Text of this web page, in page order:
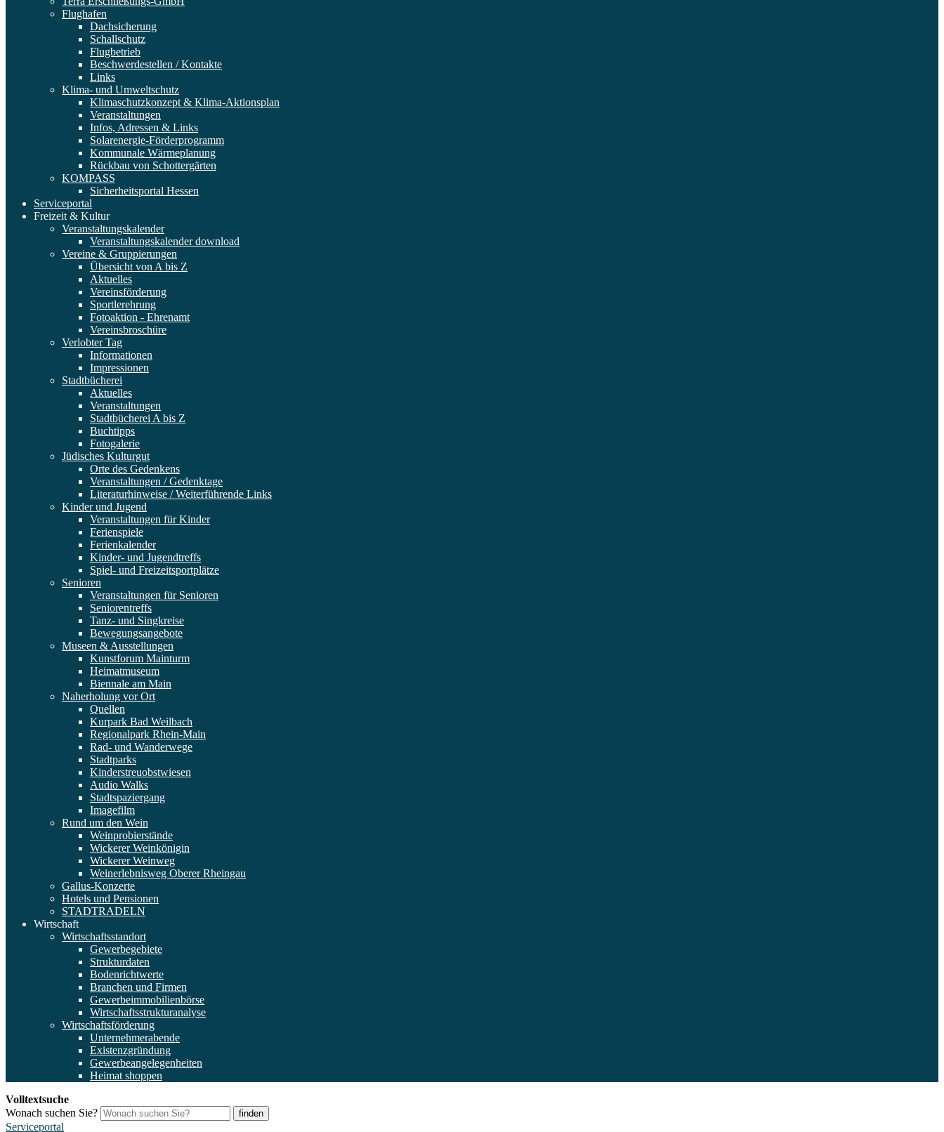
Flughafen
Dachsicherung
Schallschutz
Flugbetrieb
Beschwerdestellen / Kontakte
Links
Klima- und Umweltschutz
Klimaschutzkonzept & Klima-Aktionsplan
Veranstaltungen
Infos, Adressen & Links
Solarenergie-Förderprogramm
Kommunale Wärmeplanung
Rückbau von Schottergärten
KOMPASS
Sicherheitsportal Hessen
Serviceportal
Freizeit & Kultur
Veranstaltungskalender
Veranstaltungskalender download
Vereine & Gruppierungen
Übersicht von A bis Z
Aktuelles
Vereinsförderung
Sportlerehrung
Fotoaktion - Ehrenamt
Vereinsbroschüre
Verlobter Tag
Informationen
Impressionen
Stadtbücherei
Aktuelles
Veranstaltungen
Stadtbücherei A bis Z
Buchtipps
Fotogalerie
Jüdisches Kulturgut
Orte des Gedenkens
Veranstaltungen / Gedenktage
Literaturhinweise / Weiterführende Links
Kinder und Jugend
Veranstaltungen für Kinder
Ferienspiele
Ferienkalender
Kinder- und Jugendtreffs
Spiel- und Freizeitsportplätze
Senioren
Veranstaltungen für Senioren
Seniorentreffs
Tanz- und Singkreise
Bewegungsangebote
Museen & Ausstellungen
Kunstforum Mainturm
Heimatmuseum
Biennale am Main
Naherholung vor Ort
Quellen
Kurpark Bad Weilbach
Regionalpark Rhein-Main
Rad- und Wanderwege
Stadtparks
Kinderstreuobstwiesen
Audio Walks
Stadtspaziergang
Imagefilm
Rund um den Wein
Weinprobierstände
Wickerer Weinkönigin
Wickerer Weinweg
Weinerlebnisweg Oberer Rheingau
Gallus-Konzerte
Hotels und Pensionen
STADTRADELN
Wirtschaft
Wirtschaftsstandort
Gewerbegebiete
Strukturdaten
Bodenrichtwerte
Branchen und Firmen
Gewerbeimmobilienbörse
Wirtschaftsstrukturanalyse
Wirtschaftsförderung
Unternehmerabende
Existenzgründung
Gewerbeangelegenheiten
Heimat shoppen
Volltextsuche
Wonach suchen Sie?
finden
Serviceportal